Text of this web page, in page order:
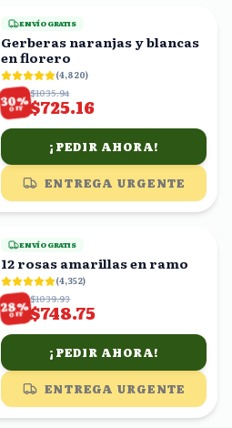
ENVÍO GRATIS
Gerberas naranjas y blancas
en florero
(4,820)
30%
OFF
$1035.94
$725.16
¡PEDIR AHORA!
ENTREGA URGENTE
ENVÍO GRATIS
12 rosas amarillas en ramo
(4,352)
28%
OFF
$1039.93
$748.75
¡PEDIR AHORA!
ENTREGA URGENTE